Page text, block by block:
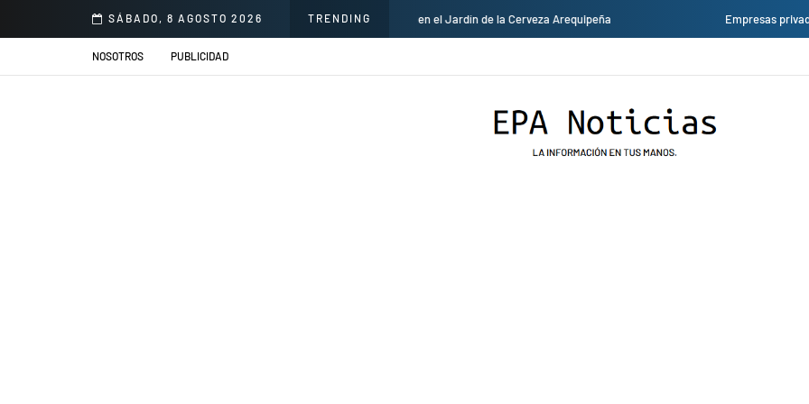
SÁBADO, 8 AGOSTO 2026 TRENDING
se presentarán en el Jardín de la Cerveza Arequipeña Empresas privadas donan equipos al hospital Honorio Delgado para mejorar
NOSOTROS PUBLICIDAD